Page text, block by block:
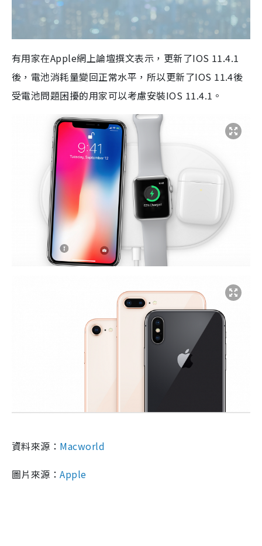
有用家在Apple網上論壇撰文表示，更新了IOS 11.4.1
後，電池消耗量變回正常水平，所以更新了IOS 11.4後
受電池問題困擾的用家可以考慮安裝IOS 11.4.1。
資料來源： Macworld
圖片來源：Apple